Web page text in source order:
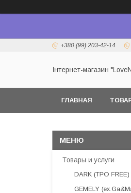
+380 (99) 203-42-14
Інтернет-магазин
ГЛАВНАЯ
Товары и услуги
DARK (TPO FREE)
GEMELY